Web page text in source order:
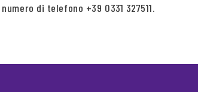
di telefono +39 0331 327511.